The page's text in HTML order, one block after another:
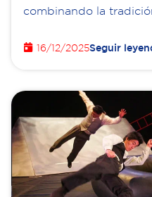
combinando la
16/12/2025Seguir